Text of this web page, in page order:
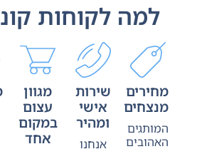
למה לקוחות
מחירים
מנצחים
המותגים
האהובים
שירות
אישי
ומהיר
אנחנו
מגוון
עצום
במקום
אחד